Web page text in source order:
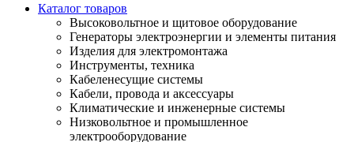
Каталог товаров
Высоковольтное и щитовое оборудование
Генераторы электроэнергии и элементы питания
Изделия для электромонтажа
Инструменты, техника
Кабеленесущие системы
Кабели, провода и аксессуары
Климатические и инженерные системы
Низковольтное и промышленное
электрооборудование